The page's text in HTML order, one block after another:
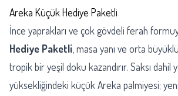
Areka Küçük Hediye Paketli
İnce yaprakları ve çok gövdeli ferah
Hediye Paketli , masa yanı ve orta
tropik bir yeşil doku kazandırır. Saksı dahil
yüksekliğindeki küçük Areka palmiyesi;